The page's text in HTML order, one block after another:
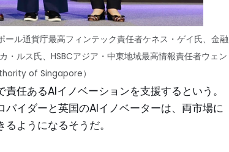
ル通貨庁​​最高フィンテック責任者ケネス・ゲイ氏、金融
ルス氏、HSBCアジア・中東地域最高情報責任者ウェン
of Singapore）
任あるAIイノベーションを支援するという。
イダーと英国のAIイノベーターは、両市場に
ようになるそうだ。